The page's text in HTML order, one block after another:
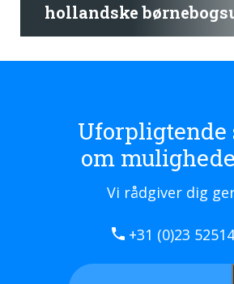
hollandske
Uforpligtende
om
Vi rådgiver dig
+31 (0)23